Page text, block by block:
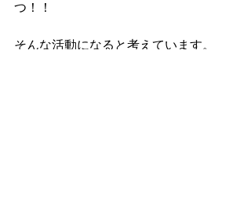
つ！！
そんな活動になると考えています。